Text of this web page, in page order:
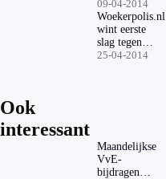
09-04-2014
Woekerpolis.nl
wint eerste
slag tegen
Nationale-
25-04-2014
Ook
interessant
Maandelijkse
VvE-
bijdragen